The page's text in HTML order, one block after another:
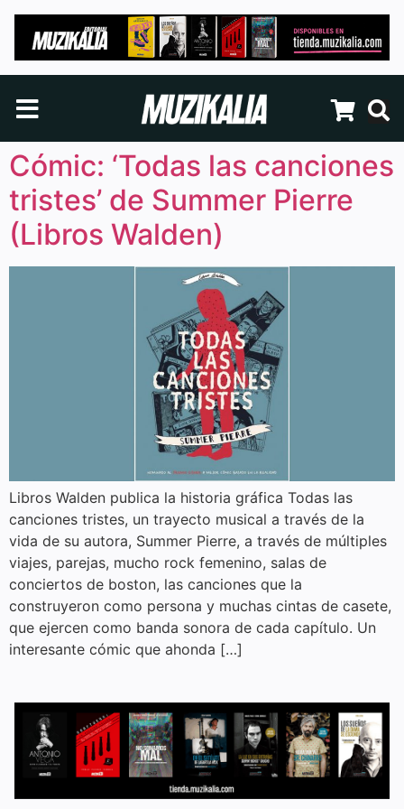
Cómic: ‘Todas las canciones
tristes’ de Summer Pierre
(Libros Walden)
Libros Walden publica la historia gráfica Todas las
canciones tristes, un trayecto musical a través de la
vida de su autora, Summer Pierre, a través de múltiples
viajes, parejas, mucho rock femenino, salas de
conciertos de boston, las canciones que la
construyeron como persona y muchas cintas de casete,
que ejercen como banda sonora de cada capítulo. Un
interesante cómic que ahonda […]